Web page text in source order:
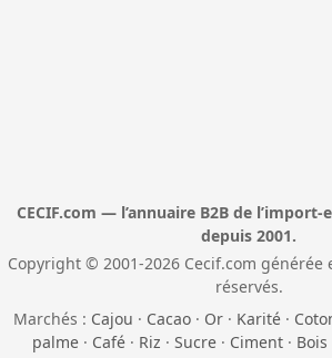
CECIF.com — l’annuaire B2B de
depuis 2001.
Copyright © 2001-2026 Cecif.com générée
réservés.
Marchés : Cajou · Cacao · Or · Karité ·
palme· Café· Riz · Sucre· Ciment· Bois